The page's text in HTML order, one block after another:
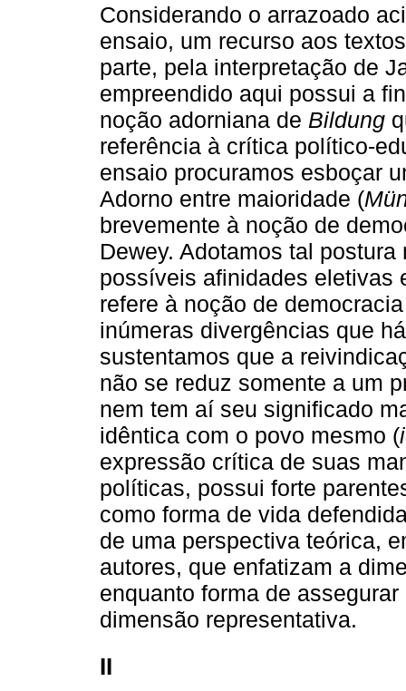
Considerando o arrazoado
ensaio, um recurso aos
parte, pela interpretação de
empreendido aqui possui a
noção adorniana de Bildung
referência à crítica político-
ensaio procuramos esboçar
Adorno entre maioridade (
brevemente à noção de
Dewey. Adotamos tal
possíveis afinidades eletivas
refere à noção de
inúmeras divergências que
sustentamos que a
não se reduz somente a um
nem tem aí seu significado
idêntica com o povo mesmo (
expressão crítica de suas
políticas, possui forte
como forma de vida
de uma perspectiva teórica,
autores, que enfatizam a
enquanto forma de
dimensão representativa.
II